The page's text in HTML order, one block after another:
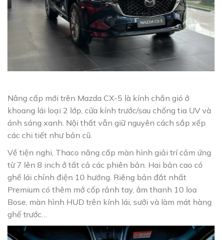
Nâng cấp mới trên Mazda CX-5 là kính chắn gió ở
khoang lái loại 2 lớp, cửa kính trước/sau chống tia UV và
ánh sáng xanh. Nội thất vẫn giữ nguyên cách sắp xếp
các chi tiết như bản cũ.
Về tiện nghi, Thaco nâng cấp màn hình giải trí cảm ứng
từ 7 lên 8 inch ở tất cả các phiên bản. Hai bản cao có
ghế lái chỉnh điện 10 hướng. Riêng bản đắt nhất
Premium có thêm mở cốp rảnh tay, âm thanh 10 loa
Bose, màn hình HUD trên kính lái, sưởi và làm mát hàng
ghế trước…